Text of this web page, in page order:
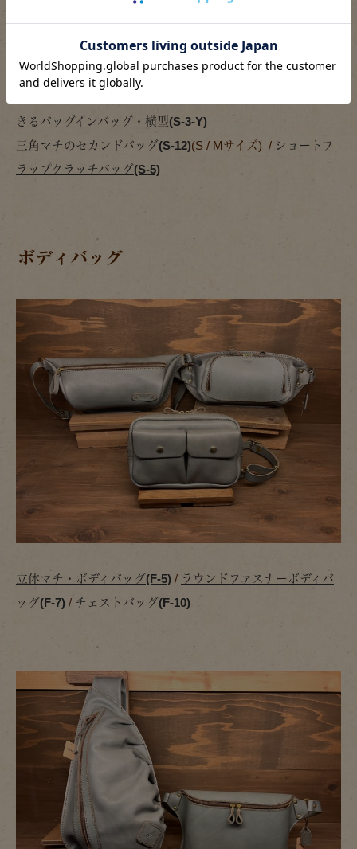
きるバッグインバッグ・横型(S-3-Y)
三角マチのセカンドバッグ(S-12)(S / Mサイズ) / ショートフ
ラップクラッチバッグ(S-5)
ボディバッグ
立体マチ・ボディバッグ(F-5) / ラウンドファスナーボディバ
ッグ(F-7) / チェストバッグ(F-10)